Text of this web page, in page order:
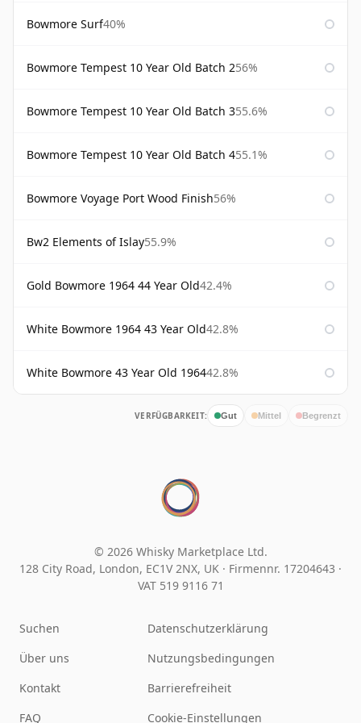
Bowmore Surf40%
Bowmore Tempest 10 Year Old Batch 256%
Bowmore Tempest 10 Year Old Batch 355.6%
Bowmore Tempest 10 Year Old Batch 455.1%
Bowmore Voyage Port Wood Finish56%
Bw2 Elements of Islay55.9%
Gold Bowmore 1964 44 Year Old42.4%
White Bowmore 1964 43 Year Old42.8%
White Bowmore 43 Year Old 196442.8%
VERFÜGBARKEIT: Gut Mittel Begrenzt
© 2026 Whisky Marketplace Ltd.
128 City Road, London, EC1V 2NX, UK · Firmennr. 17204643 ·
VAT 519 9116 71
Suchen
Über uns
Kontakt
FAQ
Datenschutzerklärung
Nutzungsbedingungen
Barrierefreiheit
Cookie-Einstellungen